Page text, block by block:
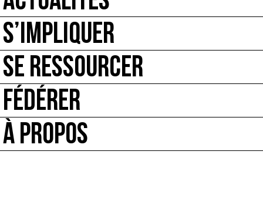
S’IMPLIQUER
SE RESSOURCER
FÉDÉRER
À PROPOS